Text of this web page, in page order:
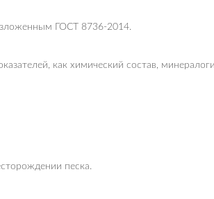
ГОСТ 8736-2014.
как химический состав,
песка.